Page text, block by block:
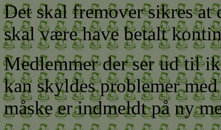
Det skal fremover sikres at
skal være have betalt
Medlemmer der ser ud til
kan skyldes problemer
måske er indmeldt på ny